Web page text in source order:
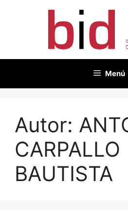
Menú
Autor:
CARPALLO
BAUTISTA